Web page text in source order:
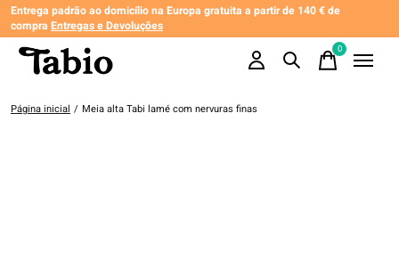
Entrega padrão ao domicílio na Europa gratuita a partir de 140 € de
compra Entregas e Devoluções
0items
Página inicial / Meia alta Tabi lamé com nervuras finas